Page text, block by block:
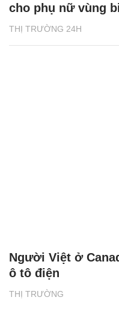
THỊ TRƯỜNG 24H
cho phụ nữ vùng
THỊ TRƯỜNG
Người Việt ở
ô tô điện